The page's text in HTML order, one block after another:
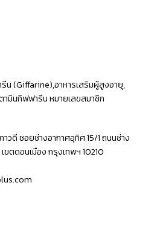
น (Giffarine),อาหารเสริมผู้สูงอายุ,
ามินกิฟฟารีน หมายเลขสมาชิก
าวดี ซอยช่างอากาศอุทิศ 15/1 ถนนช่าง
ขตดอนเมือง กรุงเทพฯ 10210